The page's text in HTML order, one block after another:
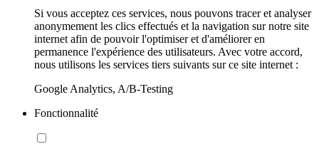
Si vous acceptez ces services, nous pouvons tracer et analyser
anonymement les clics effectués et la navigation sur notre site
internet afin de pouvoir l'optimiser et d'améliorer en
permanence l'expérience des utilisateurs. Avec votre accord,
nous utilisons les services tiers suivants sur ce site internet :
Google Analytics, A/B-Testing
Fonctionnalité